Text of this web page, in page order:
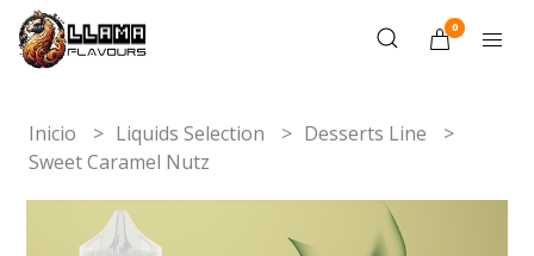
0
Inicio Liquids Selection
Desserts Line
Sweet Caramel Nutz